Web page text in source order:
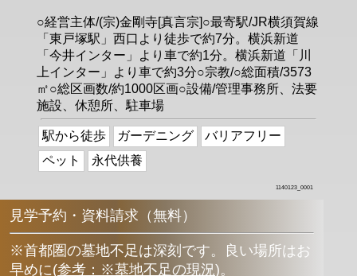
○経営主体/(宗)金剛寺[真言宗]○最寄駅/JR横須賀線
「東戸塚駅」西口より徒歩で約7分。横浜新道
「今井インター」より車で約1分。横浜新道「川
上インター」より車で約3分○宗教/○総面積/3573
㎡○総区画数/約1000区画○設備/管理事務所、法要
施設、休憩所、駐車場
駅から徒歩 ガーデニング
バリアフリー
ペット
永代供養
1140123_0001
見学予約・資料請求（無料）
※首都圏の墓地不足は深刻です。良い場所はお
早めに(参考：※墓地不足の現況)。